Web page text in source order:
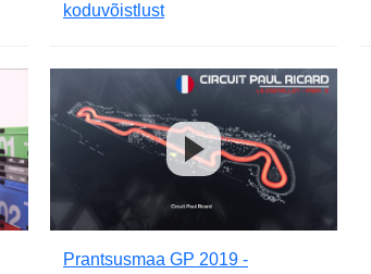
koduvõistlust
Prantsusmaa GP 2019 -